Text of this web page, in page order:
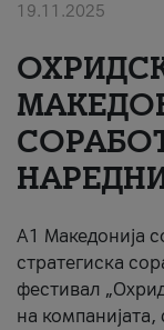
19.11.2025
A1 Македонија
стратегиска
фестивал
на